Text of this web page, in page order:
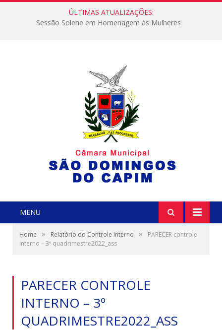
ÚLTIMAS ATUALIZAÇÕES:
Sessão Solene em Homenagem às Mulheres
MENU
Home » Relatório do Controle Interno »
PARECER controle
interno – 3º quadrimestre2022_ass
PARECER CONTROLE
INTERNO – 3º
QUADRIMESTRE2022_ASS